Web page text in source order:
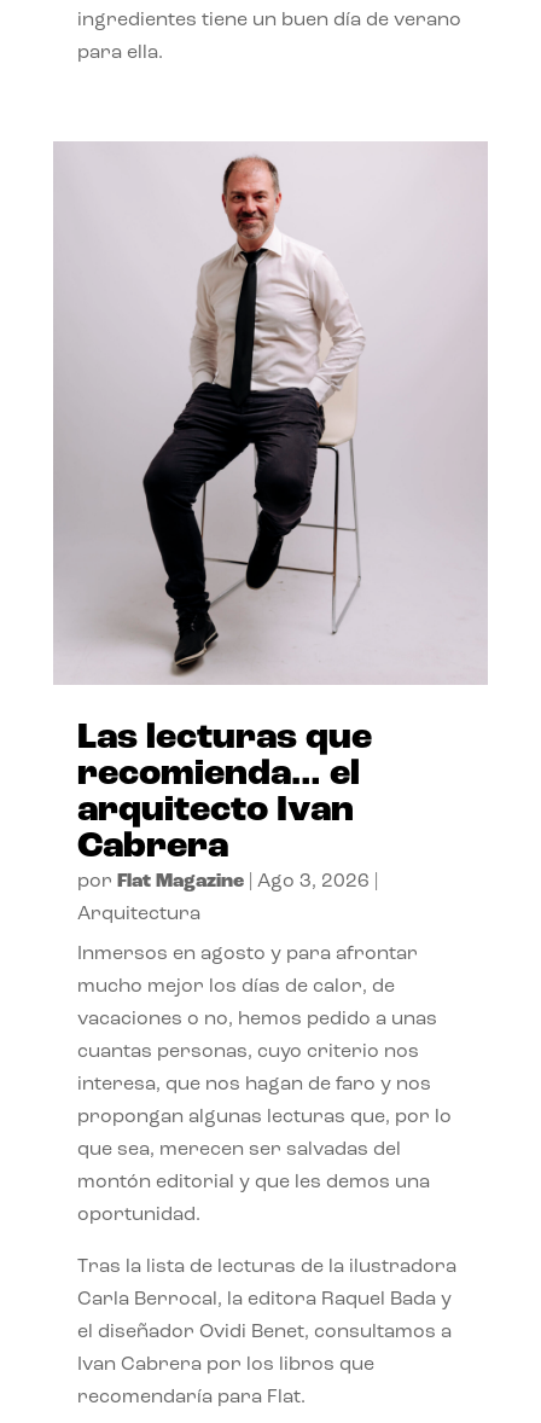
ingredientes tiene un buen día de verano
para ella.
Las lecturas que
recomienda… el
arquitecto Ivan
Cabrera
por Flat Magazine| Ago 3, 2026
Arquitectura
Inmersos en agosto y para afrontar
mucho mejor los días de calor, de
vacaciones o no, hemos pedido a unas
cuantas personas, cuyo criterio nos
interesa, que nos hagan de faro y nos
propongan algunas lecturas que, por lo
que sea, merecen ser salvadas del
montón editorial y que les demos una
oportunidad.
Tras la lista de lecturas de la ilustradora
Carla Berrocal, la editora Raquel Bada y
el diseñador Ovidi Benet, consultamos a
Ivan Cabrera por los libros que
recomendaría para Flat.